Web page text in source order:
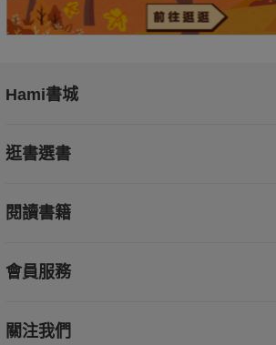
Hami書城
逛書選書
閱讀書籍
會員服務
關注我們